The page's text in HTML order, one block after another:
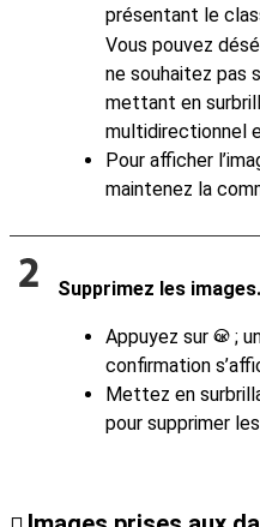
présentant le
Vous pouvez
ne souhaitez pas
mettant en
multidirectionnel
Pour afficher
maintenez la
Supprimez les images.
Appuyez sur J ;
confirmation
Mettez en
pour supprimer